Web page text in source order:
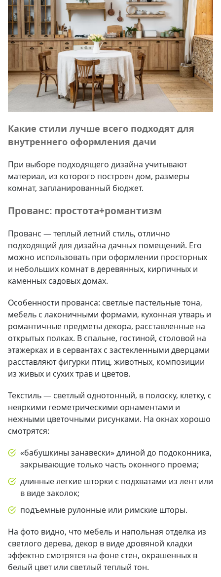
Какие стили лучше всего подходят для
внутреннего оформления дачи
При выборе подходящего дизайна учитывают
материал, из которого построен дом, размеры
комнат, запланированный бюджет.
Прованс: простота+романтизм
Прованс — теплый летний стиль, отлично
подходящий для дизайна дачных помещений. Его
можно использовать при оформлении просторных
и небольших комнат в деревянных, кирпичных и
каменных садовых домах.
Особенности прованса: светлые пастельные тона,
мебель с лаконичными формами, кухонная утварь и
романтичные предметы декора, расставленные на
открытых полках. В спальне, гостиной, столовой на
этажерках и в сервантах с застекленными дверцами
расставляют фигурки птиц, животных, композиции
из живых и сухих трав и цветов.
Текстиль — светлый однотонный, в полоску, клетку, с
неяркими геометрическими орнаментами и
нежными цветочными рисунками. На окнах хорошо
смотрятся:
«бабушкины занавески» длиной до подоконника,
закрывающие только часть оконного проема;
длинные легкие шторки с подхватами из лент или
в виде заколок;
подъемные рулонные или римские шторы.
На фото видно, что мебель и напольная отделка из
светлого дерева, декор в виде дровяной кладки
эффектно смотрятся на фоне стен, окрашенных в
белый цвет или светлый теплый тон.